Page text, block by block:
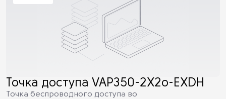
Точка доступа VAP350-2X2o-EXDH
Точка беспроводного доступа во